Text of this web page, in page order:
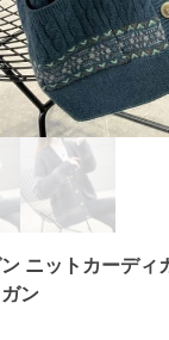
ニットカーディ
ン